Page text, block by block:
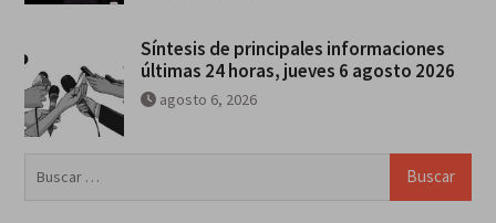
Síntesis de principales informaciones
últimas 24 horas, jueves 6 agosto 2026
agosto 6, 2026